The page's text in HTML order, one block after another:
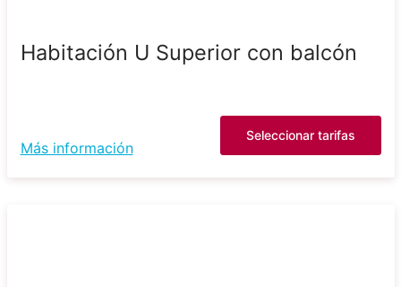
Habitación U Superior con balcón
Más información
Seleccionar tarifas